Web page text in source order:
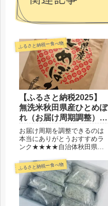
ふるさと納税ー食べ物
【ふるさと納税2025】
無洗米秋田県産ひとめぼ
れ（お届け周期調整）
定期便 5kg×9回
¥121,500
お届け周期を調整できるのは
本当にありがとうおすすめラ
ンク★★★★自治体秋田県
冷蔵庫がおすすめ選んだ理由
お届け周期が調整できるから
コスパ良いから◆レビューお
米はずっと定期便でいただい
ているんだけど、食べるタ...
ふるさと納税ー食べ物